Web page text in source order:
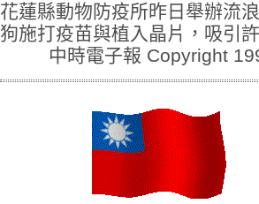
花蓮縣動物防疫所昨日舉辦流
狗施打疫苗與植入晶片，吸引
中時電子報 Copyright